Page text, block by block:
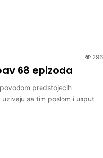
296
68 epizoda
predstojecih
sa tim poslom i usput